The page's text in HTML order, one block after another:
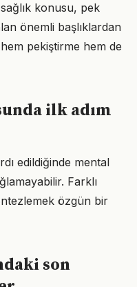
konusu, pek
önemli başlıklardan
pekiştirme hem de
ilk adım
edildiğinde mental
Farklı
özgün bir
son